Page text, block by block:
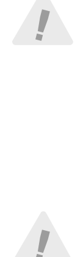
折り
(ご選択く